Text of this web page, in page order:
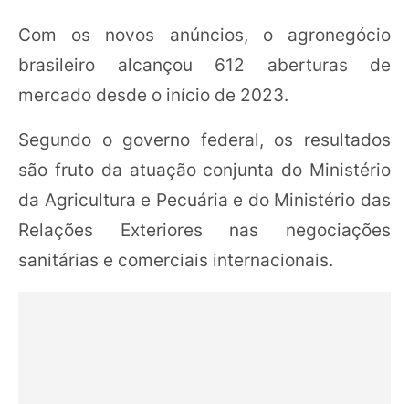
Com os novos anúncios, o agronegócio
brasileiro alcançou 612 aberturas de
mercado desde o início de 2023.
Segundo o governo federal, os resultados
são fruto da atuação conjunta do Ministério
da Agricultura e Pecuária e do Ministério das
Relações Exteriores nas negociações
sanitárias e comerciais internacionais.